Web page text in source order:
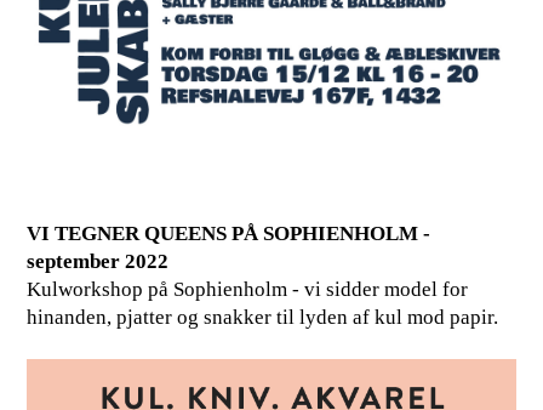
VI TEGNER QUEENS PÅ SOPHIENHOLM -
september 2022
Kulworkshop på Sophienholm - vi sidder model for
hinanden, pjatter og snakker til lyden af kul mod papir.